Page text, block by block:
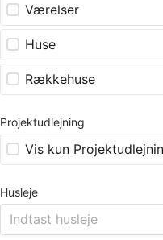
Værelser
Huse
Rækkehuse
Projektudlejning
Vis kun
Husleje